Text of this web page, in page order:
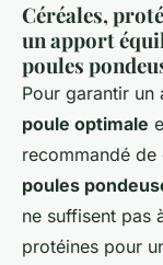
Céréales,
un apport
poules
Pour garantir
poule optimale
recommandé
poules
ne suffisent pas
protéines pour